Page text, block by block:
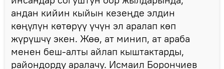
андан кийин кыйын кезеңде элдин
көңүлүн көтөрүү үчүн эл аралап көп
жүрүшчү экен. Жөө, ат минип, ат араба
менен беш-алты айлап кыштактарды,
райондорду аралачу. Исмаил Борончиев